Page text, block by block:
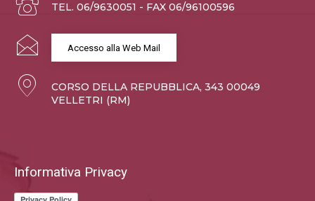
TEL. 06/9630051 - FAX 06/96100596
Accesso alla Web Mail
CORSO DELLA REPUBBLICA, 343 00049
VELLETRI (RM)
Informativa Privacy